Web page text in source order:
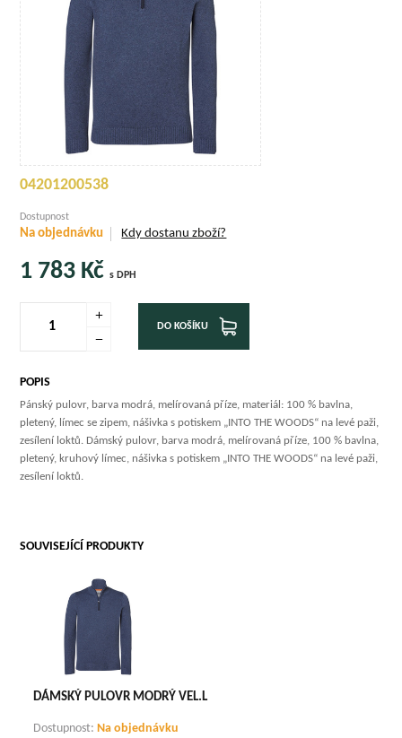
04201200538
Dostupnost
Na objednávku Kdy dostanu zboží?
1 783 Kčs DPH
DO KOŠÍKU
POPIS
Pánský pulovr, barva modrá, melírovaná příze, materiál: 100 % bavlna,
pletený, límec se zipem, nášivka s potiskem „INTO THE WOODS“ na levé paži,
zesílení loktů. Dámský pulovr, barva modrá, melírovaná příze, 100 % bavlna,
pletený, kruhový límec, nášivka s potiskem „INTO THE WOODS“ na levé paži,
zesílení loktů.
SOUVISEJÍCÍ PRODUKTY
DÁMSKÝ PULOVR MODRÝ VEL.L
Dostupnost:Na objednávku